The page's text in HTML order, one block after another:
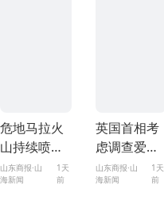
危地马拉火
山持续喷发
50小时
山东商报·山
海新闻
1天
前
英国首相考
虑调查爱泼
斯坦在英活
动
山东商报·山
海新闻
1天
前